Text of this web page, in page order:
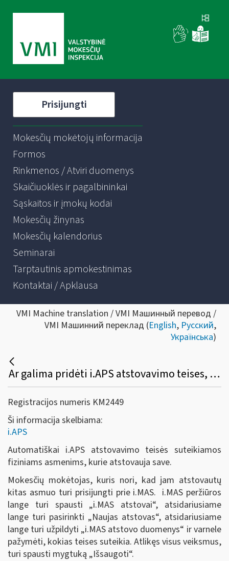
Prisijungti
Mokesčių mokėtojų informacija
Formos
Rinkmenos / Atviri duomenys
Skaičiuoklės ir pagalbininkai
Sąskaitos ir įmokų kodai
Mokesčių žinynas
Mokesčių kalendorius
Seminarai
Tarptautinis apmokestinimas
Kontaktai / Apklausa
VMI Machine translation / VMI Машинный перевод /
VMI Машинний переклад (English, Русский,
Українська)
Ar galima pridėti i.APS atstovavimo teises, kaip tai padaryti?
Registracijos numeris KM2449
Ši informacija skelbiama:
i.APS
Automatiškai i.APS atstovavimo teisės suteikiamos
fiziniams asmenims, kurie atstovauja save.
Mokesčių mokėtojas, kuris nori, kad jam atstovautų
kitas asmuo turi prisijungti prie i.MAS. i.MAS peržiūros
lange turi spausti „i.MAS atstovai“, atsidariusiame
lange turi pasirinkti „Naujas atstovas“, atsidariusiame
lange turi užpildyti „i.MAS atstovo duomenys“ ir varnele
pažymėti, kokias teises suteikia. Atlikęs visus veiksmus,
turi spausti mygtuką „Išsaugoti“.